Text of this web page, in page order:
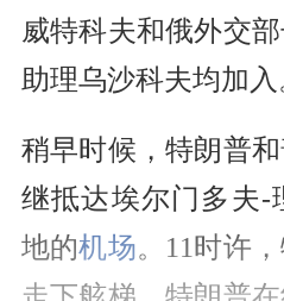
威特科夫和俄外交
助理乌沙科夫均加入
稍早时候，特朗普
继抵达埃尔门多夫-
地的机场。11时许